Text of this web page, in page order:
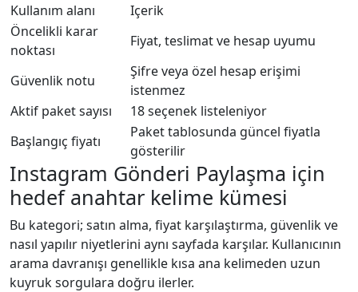
Kullanım alanı
Içerik
Öncelikli karar
noktası
Fiyat, teslimat ve hesap uyumu
Güvenlik notu
Şifre veya özel hesap erişimi
istenmez
Aktif paket sayısı
18 seçenek listeleniyor
Başlangıç fiyatı
Paket tablosunda güncel fiyatla
gösterilir
Instagram Gönderi Paylaşma için
hedef anahtar kelime kümesi
Bu kategori; satın alma, fiyat karşılaştırma, güvenlik ve
nasıl yapılır niyetlerini aynı sayfada karşılar. Kullanıcının
arama davranışı genellikle kısa ana kelimeden uzun
kuyruk sorgulara doğru ilerler.